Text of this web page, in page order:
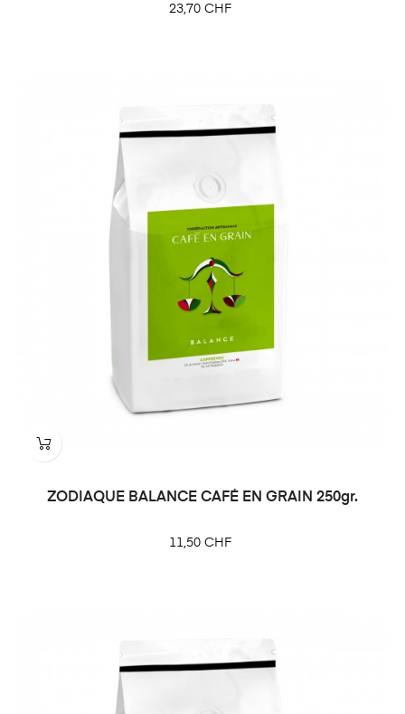
Prix
23,70 CHF
ZODIAQUE BALANCE CAFÉ EN GRAIN 250gr.
Prix
11,50 CHF